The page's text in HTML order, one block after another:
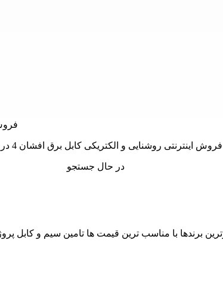
در حال جستجو
برترین برندها با مناسب ترین قیمت ها تامین سیم و